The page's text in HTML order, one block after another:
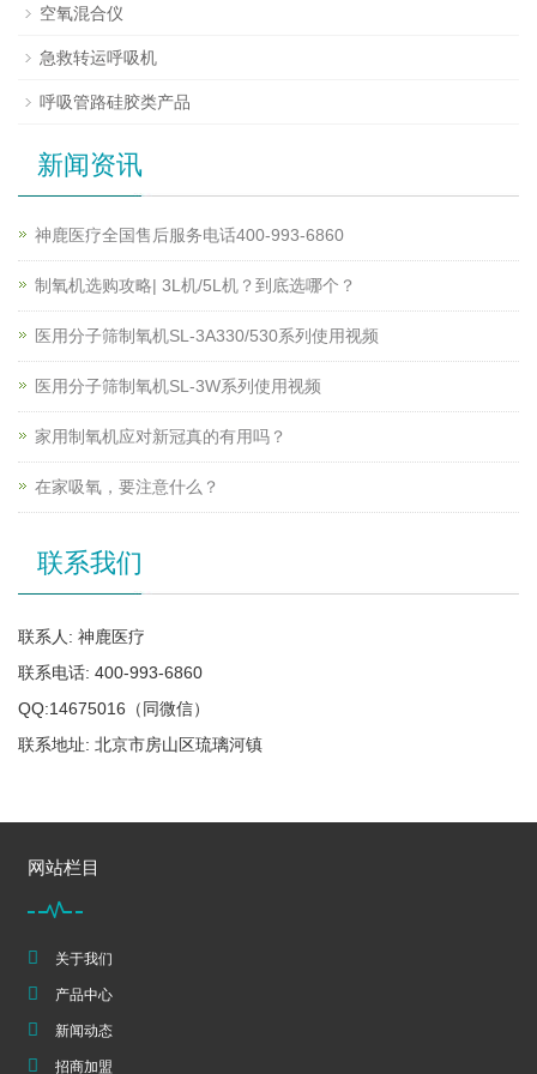
空氧混合仪
急救转运呼吸机
呼吸管路硅胶类产品
新闻资讯
神鹿医疗全国售后服务电话400-993-6860
制氧机选购攻略| 3L机/5L机？到底选哪个？
医用分子筛制氧机SL-3A330/530系列使用视频
医用分子筛制氧机SL-3W系列使用视频
家用制氧机应对新冠真的有用吗？
在家吸氧，要注意什么？
联系我们
联系人: 神鹿医疗
联系电话: 400-993-6860
QQ:14675016（同微信）
联系地址: 北京市房山区琉璃河镇
网站栏目
关于我们
产品中心
新闻动态
招商加盟